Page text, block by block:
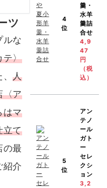
ツ
ルな
テ〉
、人
〈ア
マ
立て
の最
紹介
4
位
羹・
水羊
羹詰
合せ
4,9
47
円
（税
込）
5
位
アン
テノ
ール
ガト
ー
セレ
クシ
ョン
3,2